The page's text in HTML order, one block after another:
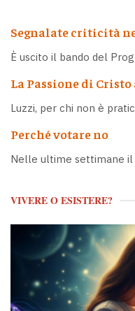
Segnalate criticità
È uscito il bando del
La Passione di Cristo
Luzzi, per chi non è
Perché votare no
Nelle ultime settimane il
VIVERE O ESISTERE?